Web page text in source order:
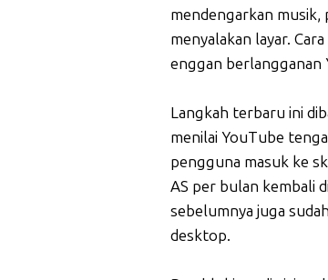
mendengarkan musik,
menyalakan layar.
enggan berlangganan
Langkah terbaru ini
menilai YouTube
pengguna masuk ke
AS per bulan kembali
sebelumnya juga
desktop.